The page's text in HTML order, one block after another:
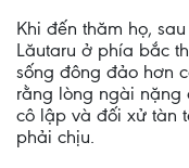
Khi đến thăm họ,
Lăutaru ở phía bắc
sống đông đảo hơn
rằng lòng ngài nặng
cô lập và đối xử tàn
phải chịu.